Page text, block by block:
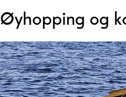
Øyhopping og